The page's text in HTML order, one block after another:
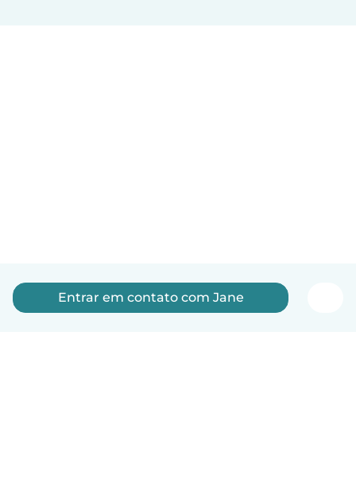
Entrar em contato com Jane